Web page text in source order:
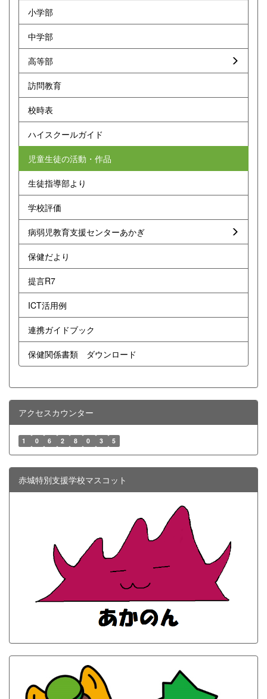
小学部
中学部
高等部
訪問教育
校時表
ハイスクールガイド
児童生徒の活動・作品
生徒指導部より
学校評価
病弱児教育支援センターあかぎ
保健だより
提言R7
ICT活用例
連携ガイドブック
保健関係書類 ダウンロード
アクセスカウンター
1 0 6 2 8 0 3 5
赤城特別支援学校マスコット